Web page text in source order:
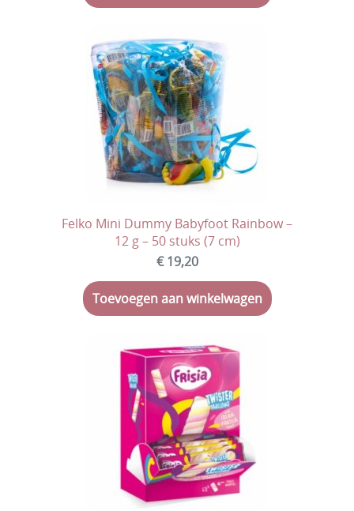
Felko Mini Dummy Babyfoot Rainbow –
12 g – 50 stuks (7 cm)
€ 19,20
Toevoegen aan winkelwagen